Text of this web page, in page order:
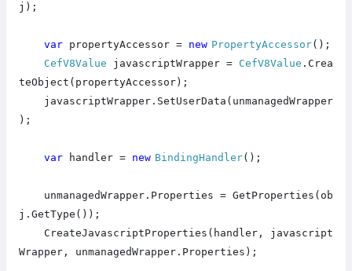
j);
var propertyAccessor = new PropertyAccessor();
CefV8Value javascriptWrapper = CefV8Value .Crea
teObject(propertyAccessor);
javascriptWrapper.SetUserData(unmanagedWrapper
);
var handler = new BindingHandler();
unmanagedWrapper.Properties = GetProperties(ob
j.GetType());
CreateJavascriptProperties(handler, javascript
Wrapper, unmanagedWrapper.Properties);